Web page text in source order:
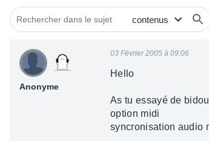
Anonyme
03 Février 2005 à 09:06
Hello
As tu essayé de
option midi
syncronisation audio